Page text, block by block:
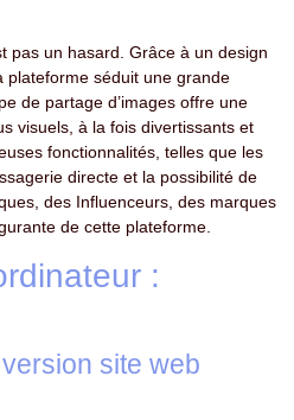
pas un hasard. Grâce à un design
plateforme séduit une grande
de partage d’images offre une
visuels, à la fois divertissants et
fonctionnalités, telles que les
directe et la possibilité de
des Influenceurs, des marques
de cette plateforme.
:
site web